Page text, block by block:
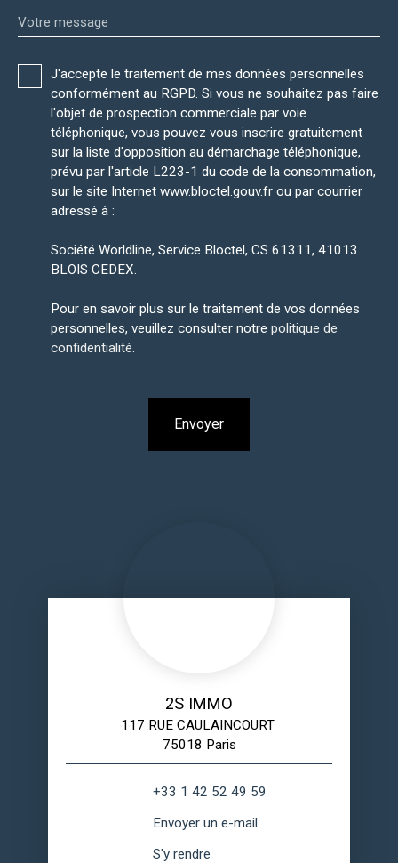
Votre message
J'accepte le traitement de mes données personnelles
conformément au RGPD. Si vous ne souhaitez pas faire
l'objet de prospection commerciale par voie
téléphonique, vous pouvez vous inscrire gratuitement
sur la liste d'opposition au démarchage téléphonique,
prévu par l'article L223-1 du code de la consommation,
sur le site Internet www.bloctel.gouv.fr ou par courrier
adressé à :
Société Worldline, Service Bloctel, CS 61311, 41013
BLOIS CEDEX.
Pour en savoir plus sur le traitement de vos données
personnelles, veuillez consulter notre politique de
confidentialité
Envoyer
2S IMMO
117 RUE CAULAINCOURT
75018 Paris
+33 1 42 52 49 59
Envoyer un e-mail
S'y rendre